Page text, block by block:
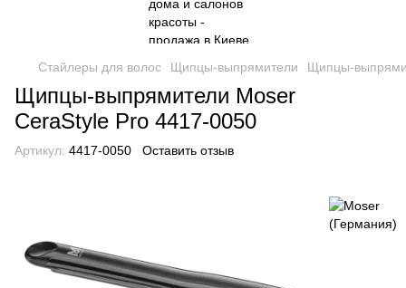
Стайлеры для волос Щипцы-выпрямители Щипцы-
Щипцы-выпрямители Moser
CeraStyle Pro 4417-0050
Артикул: 4417-0050 Оставить отзыв